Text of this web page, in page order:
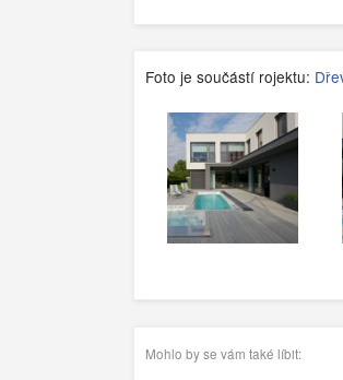
Foto je součástí rojektu:
Mohlo by se vám také líbit: